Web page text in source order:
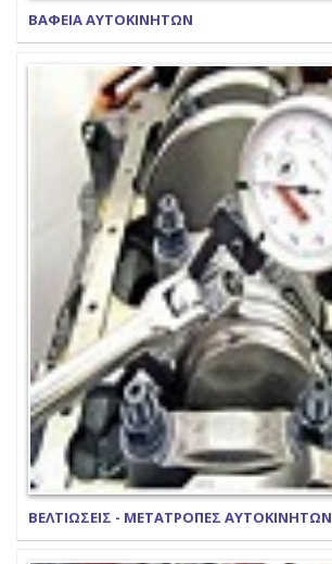
ΒΑΦΕΙΑ ΑΥΤΟΚΙΝΗΤΩΝ
ΒΕΛΤΙΩΣΕΙΣ - ΜΕΤΑΤΡΟΠΕΣ ΑΥΤΟΚΙΝΗΤΩΝ